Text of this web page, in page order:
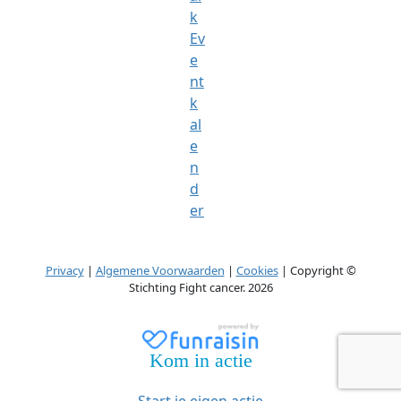
k
Ev
e
nt
k
al
e
n
d
er
Privacy| Algemene Voorwaarden | Cookies| Copyright ©
Stichting Fight cancer. 2026
Kom in actie